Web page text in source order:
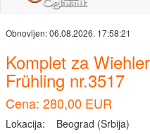
Obnovljen:06.08.2026. 17:58:21
Komplet za
Frühling nr.3517
Cena: 280,00 EUR
Lokacija: Beograd (Srbija)